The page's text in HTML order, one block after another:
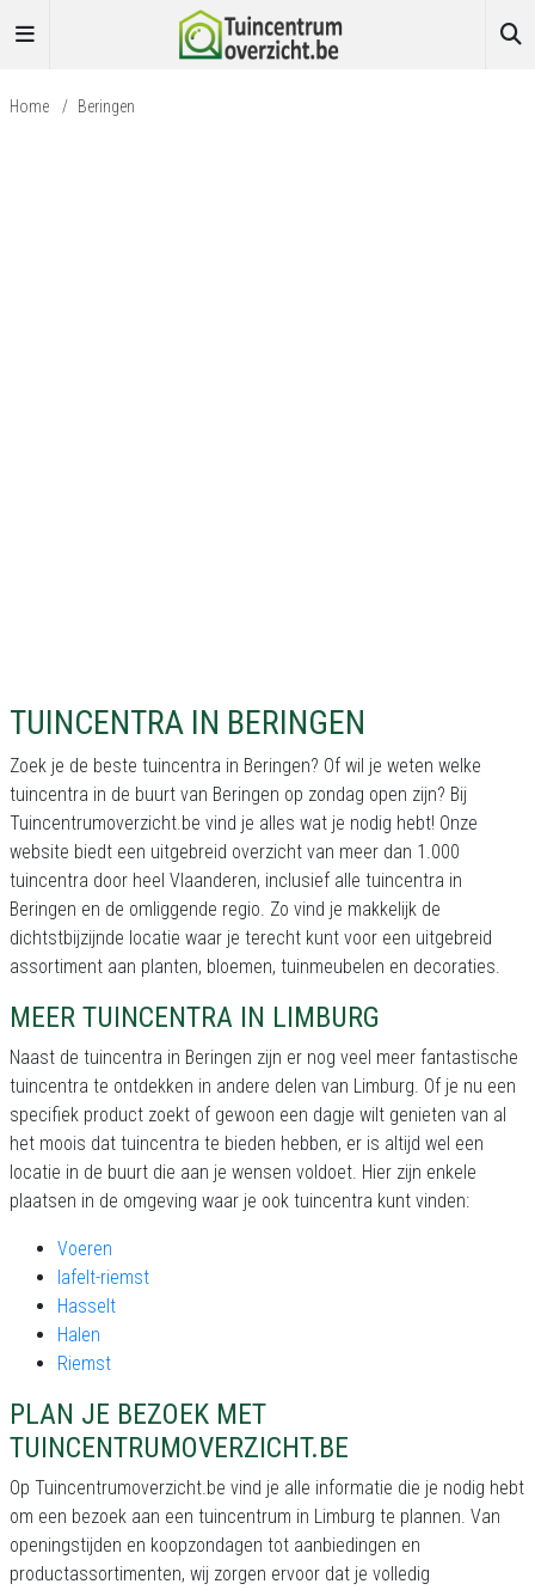
Home / Beringen
TUINCENTRA IN BERINGEN
Zoek je de beste tuincentra in Beringen? Of wil je weten welke
tuincentra in de buurt van Beringen op zondag open zijn? Bij
Tuincentrumoverzicht.be vind je alles wat je nodig hebt! Onze
website biedt een uitgebreid overzicht van meer dan 1.000
tuincentra door heel Vlaanderen, inclusief alle tuincentra in
Beringen en de omliggende regio. Zo vind je makkelijk de
dichtstbijzijnde locatie waar je terecht kunt voor een uitgebreid
assortiment aan planten, bloemen, tuinmeubelen en decoraties.
MEER TUINCENTRA IN LIMBURG
Naast de tuincentra in Beringen zijn er nog veel meer fantastische
tuincentra te ontdekken in andere delen van Limburg. Of je nu een
specifiek product zoekt of gewoon een dagje wilt genieten van al
het moois dat tuincentra te bieden hebben, er is altijd wel een
locatie in de buurt die aan je wensen voldoet. Hier zijn enkele
plaatsen in de omgeving waar je ook tuincentra kunt vinden:
Voeren
lafelt-riemst
Hasselt
Halen
Riemst
PLAN JE BEZOEK MET
TUINCENTRUMOVERZICHT.BE
Op Tuincentrumoverzicht.be vind je alle informatie die je nodig hebt
om een bezoek aan een tuincentrum in Limburg te plannen. Van
openingstijden en koopzondagen tot aanbiedingen en
productassortimenten, wij zorgen ervoor dat je volledig